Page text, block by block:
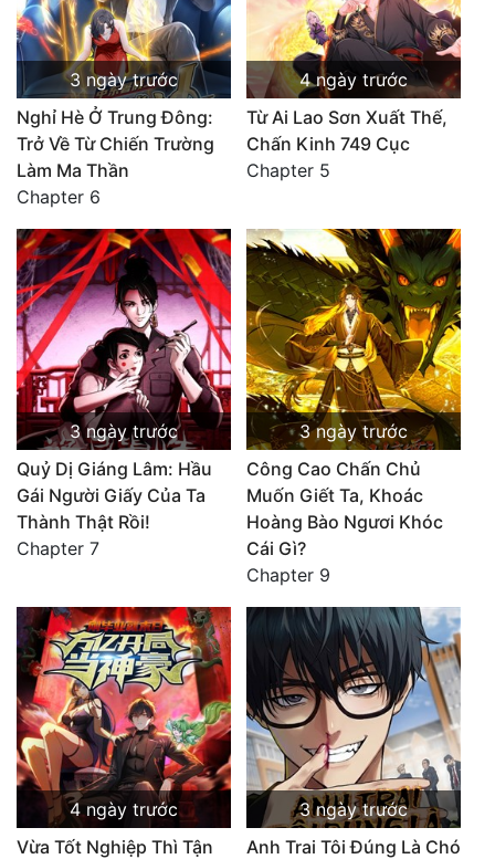
3 ngày trước
Nghỉ Hè Ở Trung Đông:
Trở Về Từ Chiến Trường
Làm Ma Thần
Chapter 6
4 ngày trước
Từ Ai Lao Sơn Xuất Thế,
Chấn Kinh 749 Cục
Chapter 5
3 ngày trước
Quỷ Dị Giáng Lâm: Hầu
Gái Người Giấy Của Ta
Thành Thật Rồi!
Chapter 7
3 ngày trước
Công Cao Chấn Chủ
Muốn Giết Ta, Khoác
Hoàng Bào Ngươi Khóc
Cái Gì?
Chapter 9
4 ngày trước
Vừa Tốt Nghiệp Thì Tận
3 ngày trước
Anh Trai Tôi Đúng Là Chó